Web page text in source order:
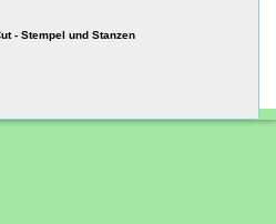
- Stempel und Stanzen